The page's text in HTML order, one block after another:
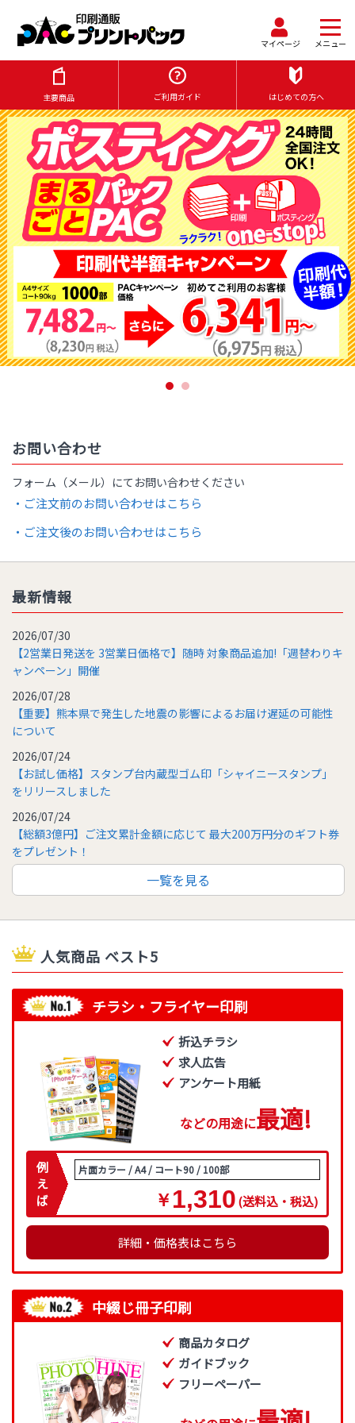
マイページ メニュー
主要商品 ご利用ガイド はじめての方へ
お問い合わせ
フォーム（メール）にてお問い合わせください
・ご注文前のお問い合わせはこちら
・ご注文後のお問い合わせはこちら
最新情報
2026/07/30
【2営業日発送を 3営業日価格で】随時 対象商品追加!「週替わりキ
ャンペーン」開催
2026/07/28
【重要】熊本県で発生した地震の影響によるお届け遅延の可能性
について
2026/07/24
【お試し価格】スタンプ台内蔵型ゴム印「シャイニースタンプ」
をリリースしました
2026/07/24
【総額3億円】ご注文累計金額に応じて 最大200万円分のギフト券
をプレゼント！
一覧を見る
人気商品 ベスト5
チラシ・フライヤー印刷
折込チラシ
求人広告
アンケート用紙
などの用途に最適!
例
え
ば
片面カラー / A4 / コート90 / 100部
￥ 1,310(送料込・税込)
詳細・価格表はこちら
中綴じ冊子印刷
商品カタログ
ガイドブック
フリーペーパー